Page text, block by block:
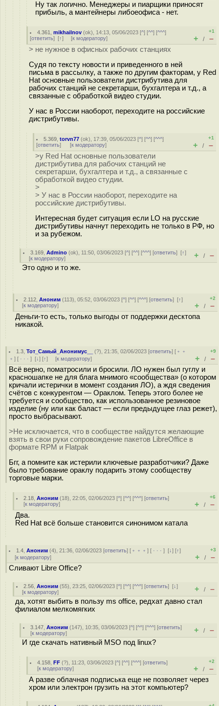
Ну так логично. Менеджеры и пиарщики приносят
прибыль, а мантейнеры либоеофиса - нет.
4.361 ,mikhailnov (ok), 14:13, 05/06/2023 [^] [^^] [^^^]
[ответить] [↑] [к модератору]
+1
+ / –
> не нужное в офисных рабочих станциях
Судя по тексту новости и приведенного в ней
письма в рассылку, а также по другим факторам, у Red
Hat основные пользователи дистрибутива для
рабочих станций не секретарши, бухгалтера и т.д., а
связанные с обработкой видео студии.
У нас в России наоборот, переходите на российские
дистрибутивы.
5.369 ,torvn77 (ok), 17:39, 05/06/2023 [^] [^^] [^^^]
[ответить] [к модератору]
+1
+ / –
>у Red Hat основные пользователи
дистрибутива для рабочих станций не
секретарши, бухгалтера и т.д., а связанные с
обработкой видео студии.
>
> У нас в России наоборот, переходите на
российские дистрибутивы.
Интересная будет ситуация если LO на русские
дистрибутивы начнут переходить не только в РФ, но
и за рубежом.
3.169 ,Admino (ok), 11:50, 03/06/2023 [^] [^^] [^^^] [ответить][↑]
[к модератору] + / –
Это одно и то же.
2.112 ,Аноним (113), 05:52, 03/06/2023 [^] [^^] [^^^] [ответить][↑]
[к модератору]
+2
+ / –
Деньги-то есть, только выгоды от поддержки десктопа
никакой.
1.3 ,Тот_Самый_Анонимус__ (?), 21:35, 02/06/2023 [ответить] [ ﹢﹢
﹢ ] [ · · · ] [↓] [↑] [к модератору]
+9
+ / –
Всё верно, поматросили и бросили. ЛО нужен был гуглу и
красношапке не для блага мнимого «сообщества» (о котором
кричали истерички в момент создания ЛО), а ждя сведения
счётов с конкурентом — Ораклом. Теперь этого более не
требуется и сообщество, как использованное резиновое
изделие (ну или как баласт — если предыдущее глаз режет),
просто выбрасывают.
>Не исключается, что в сообществе найдутся желающие
взять в свои руки сопровождение пакетов LibreOffice в
формате RPM и Flatpak
Бгг, а помните как истерили ключевые разработчики? Даже
было требование ораклу подарить этому сообществу
торговые марки.
2.18 ,Аноним (18), 22:05, 02/06/2023 [^] [^^] [^^^] [ответить]
[к модератору]
+6
+ / –
Два.
Red Hat всё больше становится синонимом катала
1.4 ,Аноним (4), 21:36, 02/06/2023 [ответить] [ ﹢﹢﹢] [ · · ·][↓] [↑]
[к модератору]
+3
+ / –
Сливают Libre Office?
2.56 ,Аноним (55), 23:25, 02/06/2023 [^] [^^] [^^^] [ответить][↓]
[к модератору] + / –
да, хотят выбить в пользу ms office, редхат давно стал
филиалом мелкомягких
3.147 ,Аноним (147), 10:35, 03/06/2023 [^] [^^] [^^^] [ответить]
[к модератору] + / –
И где скачать нативный MSO под linux?
4.158 ,FF (?), 11:23, 03/06/2023 [^] [^^] [^^^] [ответить]
[к модератору]
+2
+ / –
А разве облачная подписька еще не позволяет через
хром или электрон грузить на этот компьютер?